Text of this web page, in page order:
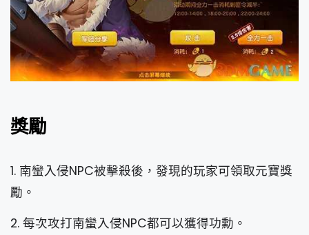
獎勵
1. 南蠻入侵NPC被擊殺後，發現的玩家可領取元寶獎
勵。
2. 每次攻打南蠻入侵NPC都可以獲得功勳。